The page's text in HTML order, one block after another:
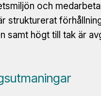
och
strukturerat
samt högt till tak är